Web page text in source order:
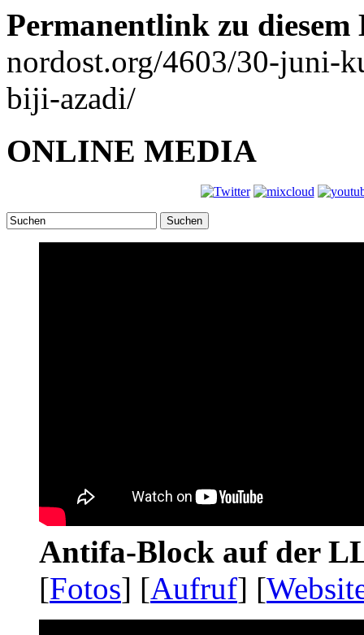
Permanentlink zu
nordost.org/4603/30-juni-
biji-azadi/
ONLINE MEDIA
Suchen
Antifa-Block auf der
[Fotos] [Aufruf] [